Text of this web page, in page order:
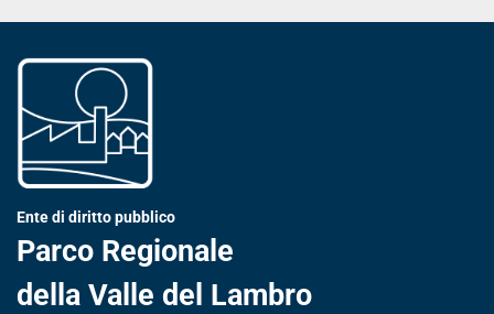
Ente di diritto pubblico
Parco Regionale
della Valle del Lambro